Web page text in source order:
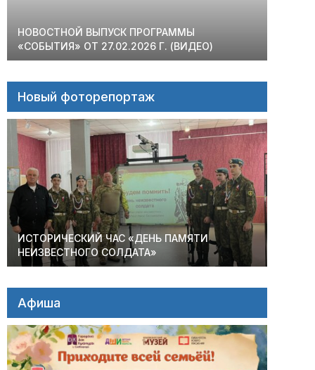
НОВОСТНОЙ ВЫПУСК ПРОГРАММЫ
«СОБЫТИЯ» ОТ 27.02.2026 Г. (ВИДЕО)
Новый фоторепортаж
ИСТОРИЧЕСКИЙ ЧАС «ДЕНЬ ПАМЯТИ
НЕИЗВЕСТНОГО СОЛДАТА»
Афиша